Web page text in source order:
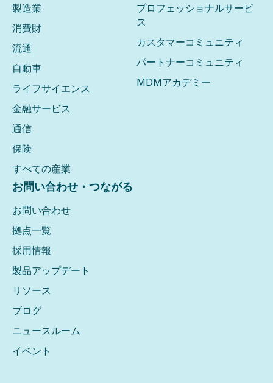
製造業
消費財
流通
自動車
ライフサイエンス
金融サービス
通信
保険
すべての産業
プロフェッショナルサービ
ス
カスタマーコミュニティ
パートナーコミュニティ
MDMアカデミー
お問い合わせ・つながる
お問い合わせ
拠点一覧
採用情報
製品アップデート
リソース
ブログ
ニュースルーム
イベント